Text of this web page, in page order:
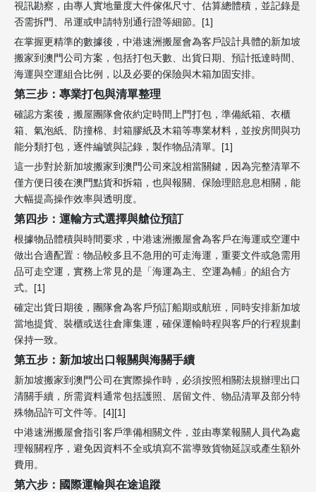
視訊勘察，由專人實地量度大件傢俬尺寸、估算總體積，並記錄是
否需拆門、吊運或申請特別通行證等細節。[1]
在掌握更精準的數據後，中港速洲搬屋會為客戶設計具體的新加坡
搬家到澳門公司方案，包括打包天數、出貨日期、預計抵達時間、
海運與空運組合比例，以及必要的保險與木箱加固安排。
第三步：專業打包與清單整理
確認方案後，搬屋團隊會依約定時間上門打包，準備紙箱、衣櫃
箱、氣泡紙、防撞棉、封箱膠紙及木箱等專業材料，並按房間與功
能分類打包，逐件編號與記錄，製作物品清單。[1]
這一步對於新加坡搬家到澳門公司來說相當關鍵，因為完整清單不
僅方便日後在澳門點貨和拆箱，也與報關、保險理賠息息相關，能
大幅提高操作效率與透明度。
第四步：運輸方式選擇與艙位預訂
根據物品體積與時間要求，中港速洲搬屋會為客戶在海運或空運中
做出合適配置：物品較多且不急用的可走海運，重要文件或急需用
品可走空運，實務上常見的是「海運為主、空運為輔」的組合方
式。[1]
確定出貨日期後，團隊會為客戶預訂船期或航班，同時安排新加坡
當地提貨、裝櫃或送往倉庫集運，確保運輸時程與客戶的行程規劃
保持一致。
第五步：新加坡出口報關與海關手續
新加坡搬家到澳門公司在實際操作時，必須按照相關法規辦理出口
清關手續，所需資料通常包括護照、居留文件、物品清單及部分特
殊物品許可文件等。[4][1]
中港速洲搬屋會指引客戶準備相關文件，並由專業報關人員代為處
理報關程序，避免因資料不全或填寫不當導致貨物延誤或產生額外
費用。
第六步：國際運輸與在途追蹤